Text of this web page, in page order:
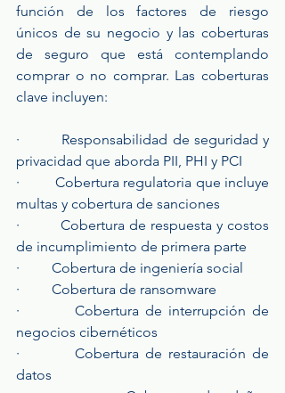
función de los factores de riesgo
únicos de su negocio y las coberturas
de seguro que está contemplando
comprar o no comprar. Las coberturas
clave incluyen:
·         Responsabilidad de seguridad y
privacidad que aborda PII, PHI y PCI
·         Cobertura regulatoria que incluye
multas y cobertura de sanciones
·         Cobertura de respuesta y costos
de incumplimiento de primera parte
·         Cobertura de ingeniería social
·         Cobertura de ransomware
·         Cobertura de interrupción de
negocios cibernéticos
·         Cobertura de restauración de
datos